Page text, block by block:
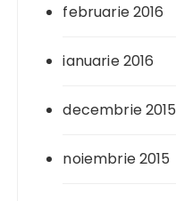
februarie 2016
ianuarie 2016
decembrie 2015
noiembrie 2015